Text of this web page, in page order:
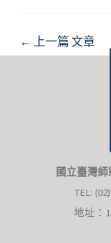
Post
navigation
← 上一篇 文章
國立臺灣師
TEL:
地址：